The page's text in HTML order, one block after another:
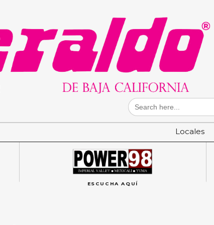
Search
for:
Locales
ESCUCHA AQUÍ